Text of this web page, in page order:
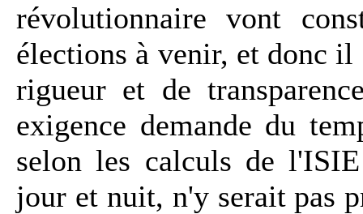
révolutionnaire vont
élections à venir, et donc
rigueur et de
exigence demande du
selon les calculs de
jour et nuit, n'y serait pas